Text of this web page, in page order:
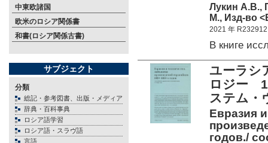
中東欧諸国
欧米のロシア関係書
和書(ロシア関係古書)
サブジェクト
分類
総記・参考図書、出版・メディア
辞典・百科事典
ロシア語学習
ロシア語・スラヴ語
言語
Лукин А.В.,
М., Изд-во
2021 年 R232912
В книге
ユーラシ
ロジー
ステム・
Евразия
годов./